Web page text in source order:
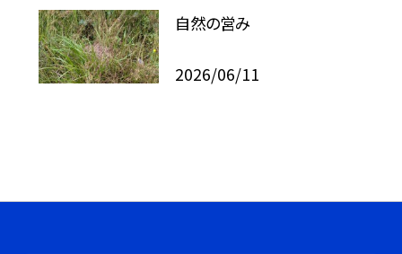
自然の営み
2026/06/11